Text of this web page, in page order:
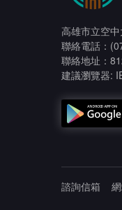
高雄市立空
聯絡電話：
聯絡地址：
建議瀏覽器:
諮詢信箱